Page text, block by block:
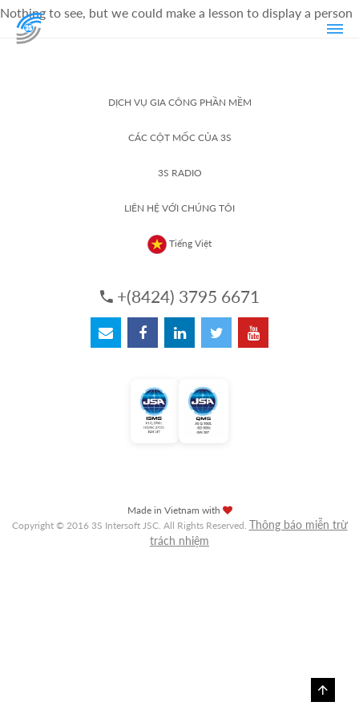
Nothing to see, but we could make a lesson to display a person
DỊCH VỤ GIA CÔNG PHẦN MỀM
CÁC CỘT MỐC CỦA 3S
3S RADIO
LIÊN HỆ VỚI CHÚNG TÔI
Tiếng Việt
+(8424) 3795 6671
Made in Vietnam with
Copyright © 2016 3S Intersoft JSC. All Rights Reserved. Thông báo miễn trừ
trách nhiệm